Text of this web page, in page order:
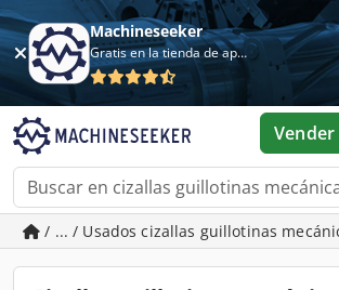
Machineseeker
Gratis en la tienda de aplicaciones
Vender
/ ... / Usados cizallas guillotinas